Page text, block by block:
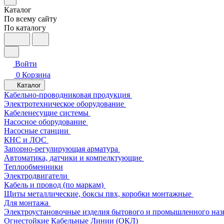
Каталог
По всему сайту
По каталогу
Войти
0 Корзина
Каталог
Кабельно-проводниковая продукция
Электротехническое оборудование
Кабеленесущие системы
Насосное оборудование
Насосные станции
КНС и ЛОС
Запорно-регулирующая арматура
Автоматика, датчики и компелктующие
Теплообменники
Электродвигатели
Кабель и провод (по маркам)
Щиты металлические, боксы пвх, коробки монтажные
Для монтажа
Электроустановочные изделия бытового и промышленного
Огнестойкие Кабельные Линии (ОКЛ)